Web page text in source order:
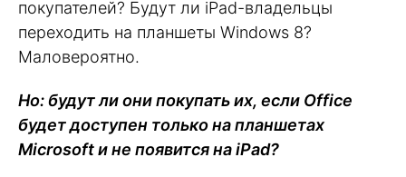
покупателей? Будут ли iPad-владельцы
переходить на планшеты Windows 8?
Маловероятно.
Но: будут ли они покупать их, если Office
будет доступен только на планшетах
Microsoft и не появится на iPad?